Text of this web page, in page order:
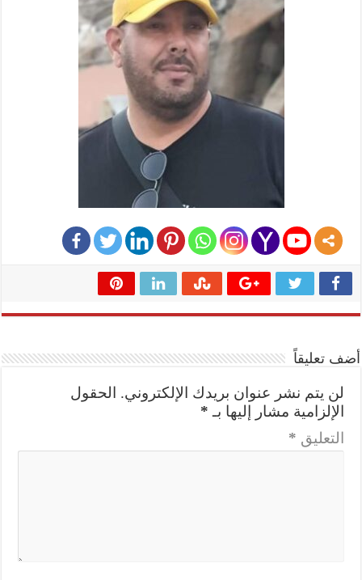
أضف تعليقاً
لن يتم نشر عنوان بريدك الإلكتروني.
الحقول
الإلزامية مشار إليها بـ *
التعليق *